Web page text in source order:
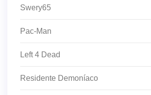
Swery65
Pac-Man
Left 4 Dead
Residente Demoníaco